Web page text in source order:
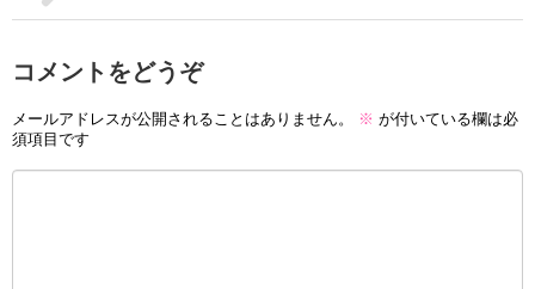
コメントをどうぞ
メールアドレスが公開されることはありません。 ※ が付いている欄は必
須項目です